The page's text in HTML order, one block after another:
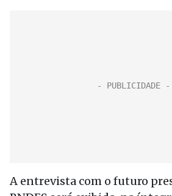
A entrevista com o futuro